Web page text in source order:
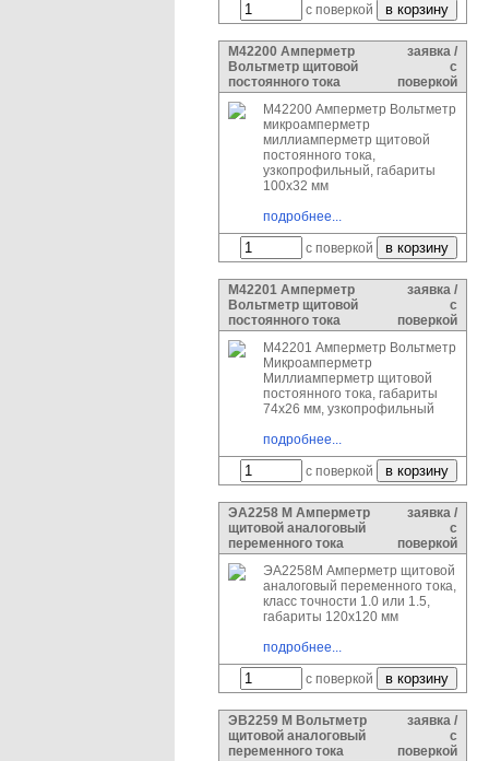
с поверкой
М42200 Амперметр
Вольтметр щитовой
постоянного тока
заявка /
с
поверкой
М42200 Амперметр Вольтметр
микроамперметр
миллиамперметр щитовой
постоянного тока,
узкопрофильный, габариты
100х32 мм
подробнее...
с поверкой
М42201 Амперметр
Вольтметр щитовой
постоянного тока
заявка /
с
поверкой
М42201 Амперметр Вольтметр
Микроамперметр
Миллиамперметр щитовой
постоянного тока, габариты
74х26 мм, узкопрофильный
подробнее...
с поверкой
ЭА2258 М Амперметр
щитовой аналоговый
переменного тока
заявка /
с
поверкой
ЭА2258М Амперметр щитовой
аналоговый переменного тока,
класс точности 1.0 или 1.5,
габариты 120х120 мм
подробнее...
с поверкой
ЭВ2259 М Вольтметр
щитовой аналоговый
переменного тока
заявка /
с
поверкой